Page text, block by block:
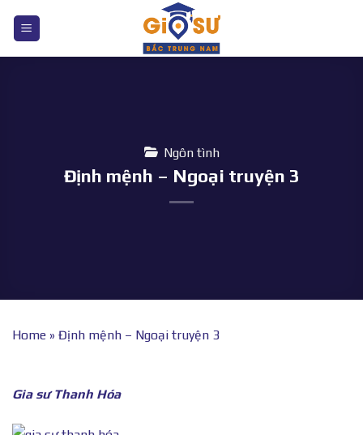
nội
Ngôn tình
Định mệnh – Ngoại truyện 3
Home » Định mệnh – Ngoại truyện 3
Gia sư Thanh Hóa